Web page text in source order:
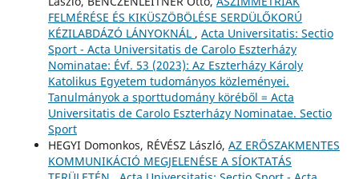
FELMÉRÉSE ÉS KIKÜSZÖBÖLÉSE SERDÜLŐKORÚ
KÉZILABDÁZÓ LÁNYOKNÁL , Acta Universitatis: Sectio
Sport - Acta Universitatis de Carolo Eszterházy
Nominatae: Évf. 53 (2023): Az Eszterházy Károly
Katolikus Egyetem tudományos közleményei.
Tanulmányok a sporttudomány köréből = Acta
Universitatis de Carolo Eszterházy Nominatae. Sectio
Sport
HEGYI Domonkos, RÉVÉSZ László, AZ ERŐSZAKMENTES
KOMMUNIKÁCIÓ MEGJELENÉSE A SÍOKTATÁS